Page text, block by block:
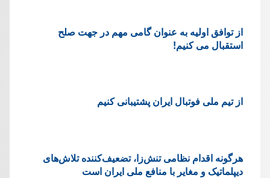
از توافق اولیه به عنوان گامی مهم در جهت صلح
استقبال می کنیم!
از تیم ملی فوتبال ایران پشتیبانی کنیم
هرگونه اقدام نظامی تنش‌زا، تضعیف‌کننده تلاش‌های
دیپلماتیک و مغایر با منافع ملی ایران است